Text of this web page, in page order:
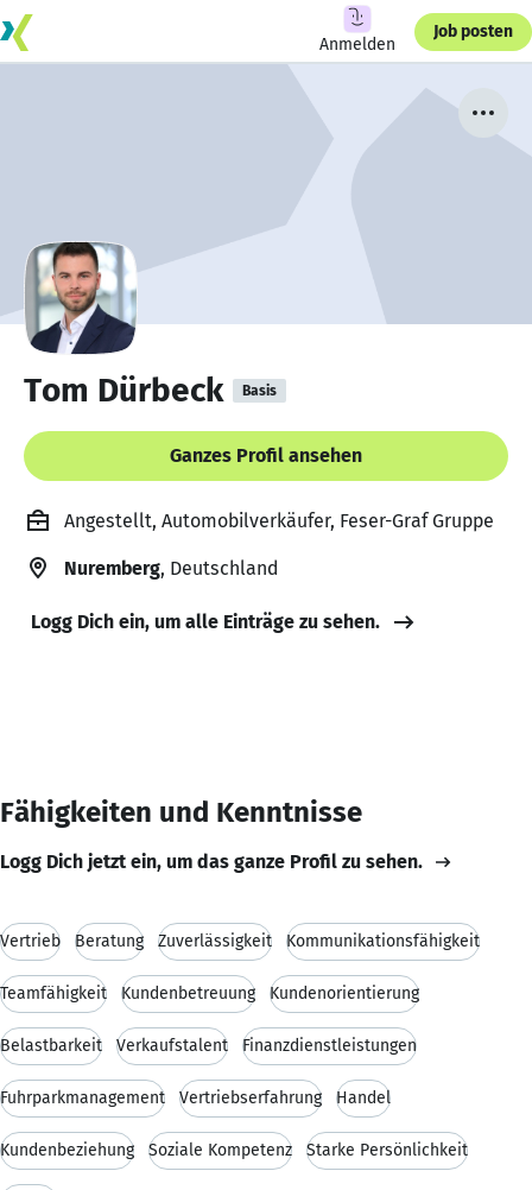
Anmelden
Job posten
Tom Dürbeck Basis
Ganzes Profil ansehen
Angestellt, Automobilverkäufer, Feser-Graf Gruppe
Nuremberg, Deutschland
Logg Dich ein, um alle Einträge zu sehen.
Fähigkeiten und Kenntnisse
Logg Dich jetzt ein, um das ganze Profil zu sehen.
Vertrieb Beratung Zuverlässigkeit Kommunikationsfähigkeit
Teamfähigkeit Kundenbetreuung Kundenorientierung
Belastbarkeit Verkaufstalent Finanzdienstleistungen
Fuhrparkmanagement Vertriebserfahrung Handel
Kundenbeziehung Soziale Kompetenz Starke Persönlichkeit